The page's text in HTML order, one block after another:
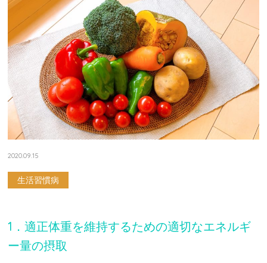
2020.09.15
生活習慣病
1．適正体重を維持するための適切なエネルギ
ー量の摂取